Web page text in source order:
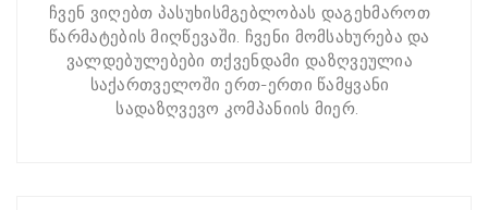
ჩვენ ვიღებთ პასუხისმგებლობას დაგეხმაროთ
წარმატების მიღწევაში. ჩვენი მომსახურება და
ვალდებულებები თქვენდამი დაზღვეულია
საქართველოში ერთ-ერთი წამყვანი
სადაზღვევო კომპანიის მიერ.